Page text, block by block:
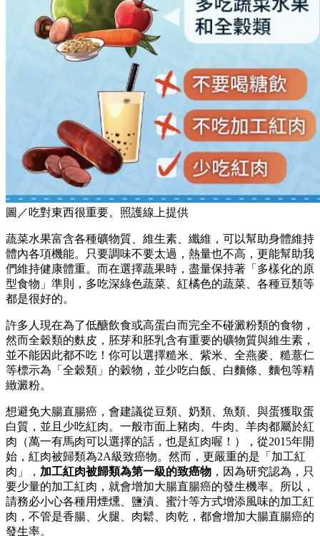
圖／吃對東西很重要。照護線上提供
蔬菜水果富含各種礦物質、維生素、纖維，可以幫助身體維持
體內各項機能。只要調味不要太過，熱量也不高，更能幫助我
們維持健康體重。而在選擇蔬果時，盡量保持著「多樣化的原
型食物」準則，多吃深綠色蔬菜、紅橘色的蔬菜、各種豆類等
都是很好的。
許多人現在為了低醣飲食或高蛋白而完全不碰澱粉類的食物，
然而全穀類的麩皮，胚芽和胚乳含有重要的礦物質與維生素，
並不能因此都不吃！你可以選擇糙米、紫米、全燕麥、糙薏仁
等標示為「全穀類」的穀物，並少吃白飯、白麵條、麵包等精
緻澱粉。
想避免大腸直腸癌，會建議從豆類、奶類、魚類、與蛋獲取蛋
白質，並且少吃紅肉。一般市面上豬肉、牛肉、羊肉都屬於紅
肉（萬一有馬肉可以選擇的話，也是紅肉喔！），從2015年開
始，紅肉被歸類為2A級致癌物。然而，更嚴重的是「加工紅
肉」， 加工紅肉被歸類為第一級的致癌物 ，因為研究認為，只
要少量的加工紅肉，就會增加大腸直腸癌的發生機率。所以，
請務必小心各種用煙燻、鹽漬、蜜汁等方式增添風味的加工紅
肉，不管是香腸、火腿、肉鬆、肉乾，都會增加大腸直腸癌的
發生率。